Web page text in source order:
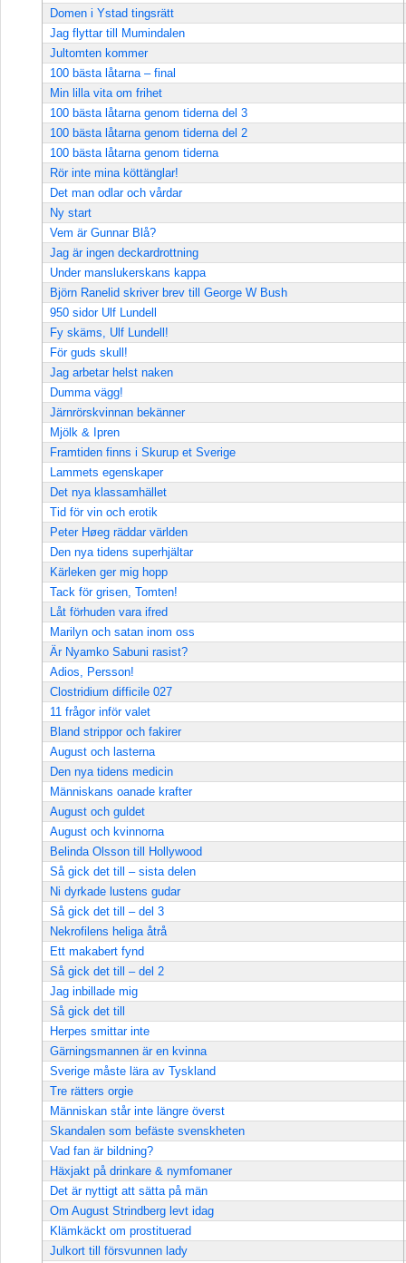
Domen i Ystad tingsrätt
Jag flyttar till Mumindalen
Jultomten kommer
100 bästa låtarna – final
Min lilla vita om frihet
100 bästa låtarna genom tiderna del 3
100 bästa låtarna genom tiderna del 2
100 bästa låtarna genom tiderna
Rör inte mina köttänglar!
Det man odlar och vårdar
Ny start
Vem är Gunnar Blå?
Jag är ingen deckardrottning
Under manslukerskans kappa
Björn Ranelid skriver brev till George W Bush
950 sidor Ulf Lundell
Fy skäms, Ulf Lundell!
För guds skull!
Jag arbetar helst naken
Dumma vägg!
Järnrörskvinnan bekänner
Mjölk & Ipren
Framtiden finns i Skurup et Sverige
Lammets egenskaper
Det nya klassamhället
Tid för vin och erotik
Peter Høeg räddar världen
Den nya tidens superhjältar
Kärleken ger mig hopp
Tack för grisen, Tomten!
Låt förhuden vara ifred
Marilyn och satan inom oss
Är Nyamko Sabuni rasist?
Adios, Persson!
Clostridium difficile 027
11 frågor inför valet
Bland strippor och fakirer
August och lasterna
Den nya tidens medicin
Människans oanade krafter
August och guldet
August och kvinnorna
Belinda Olsson till Hollywood
Så gick det till – sista delen
Ni dyrkade lustens gudar
Så gick det till – del 3
Nekrofilens heliga åtrå
Ett makabert fynd
Så gick det till – del 2
Jag inbillade mig
Så gick det till
Herpes smittar inte
Gärningsmannen är en kvinna
Sverige måste lära av Tyskland
Tre rätters orgie
Människan står inte längre överst
Skandalen som befäste svenskheten
Vad fan är bildning?
Häxjakt på drinkare & nymfomaner
Det är nyttigt att sätta på män
Om August Strindberg levt idag
Klämkäckt om prostituerad
Julkort till försvunnen lady